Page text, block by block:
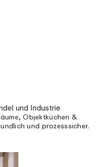
und Industrie
Objektküchen &
und prozesssicher.